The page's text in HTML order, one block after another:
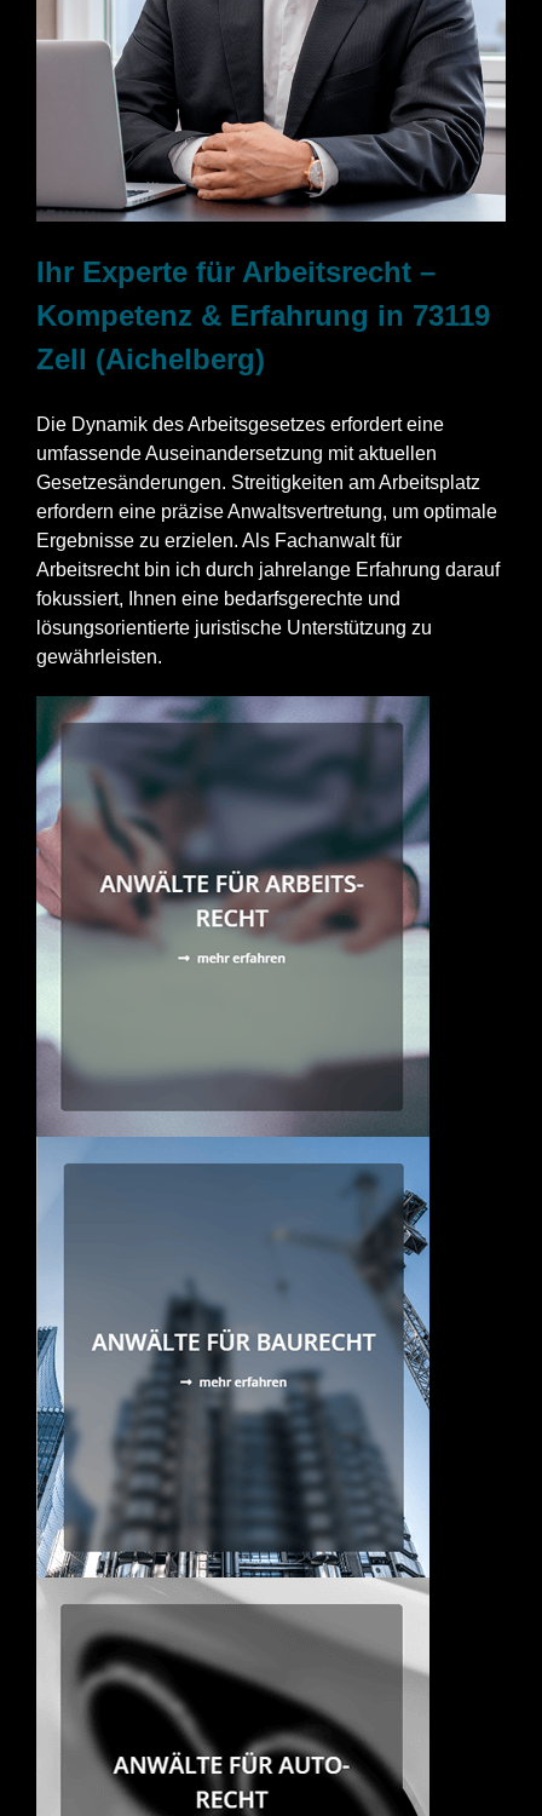
Ihr Experte für Arbeitsrecht –
Kompetenz & Erfahrung in 73119
Zell (Aichelberg)
Die Dynamik des Arbeitsgesetzes erfordert eine
umfassende Auseinandersetzung mit aktuellen
Gesetzesänderungen. Streitigkeiten am Arbeitsplatz
erfordern eine präzise Anwaltsvertretung, um optimale
Ergebnisse zu erzielen. Als Fachanwalt für
Arbeitsrecht bin ich durch jahrelange Erfahrung darauf
fokussiert, Ihnen eine bedarfsgerechte und
lösungsorientierte juristische Unterstützung zu
gewährleisten.